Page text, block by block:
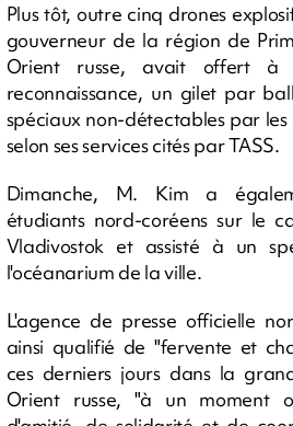
Plus tôt, outre cinq drones
gouverneur de la région de
Orient russe, avait offert
reconnaissance, un gilet par
spéciaux non-détectables par
selon ses services cités par TASS.
Dimanche, M. Kim a
étudiants nord-coréens sur le
Vladivostok et assisté à un
l'océanarium de la ville.
L'agence de presse officielle
ainsi qualifié de "fervente et
ces derniers jours dans la
Orient russe, "à un moment